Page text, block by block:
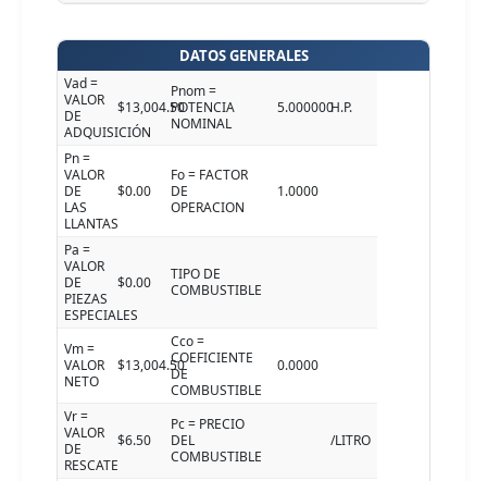
DATOS GENERALES
Vad =
VALOR
DE
ADQUISICIÓN
$13,004.50
Pnom =
POTENCIA
NOMINAL
5.000000H.P.
Pn =
VALOR
DE
LAS
LLANTAS
$0.00
Fo = FACTOR
DE
OPERACION
1.0000
Pa =
VALOR
DE
PIEZAS
ESPECIALES
$0.00
TIPO DE
COMBUSTIBLE
Vm =
VALOR
NETO
$13,004.50
Cco =
COEFICIENTE
DE
COMBUSTIBLE
0.0000
Vr =
VALOR
DE
RESCATE
$6.50
Pc = PRECIO
DEL
COMBUSTIBLE
/LITRO